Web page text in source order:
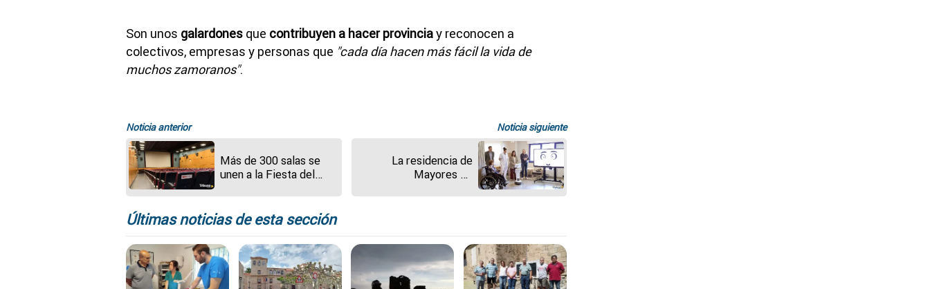
Son unos galardones que contribuyen a hacer provinciay reconocen a
colectivos, empresas y personas que "cada día hacen más fácil la vida de
muchos zamoranos".
Noticia anterior
Más de 300 salas se
unen a la Fiesta del
Noticia siguiente
La residencia de
Mayores de
sociales
Últimas noticias de esta sección